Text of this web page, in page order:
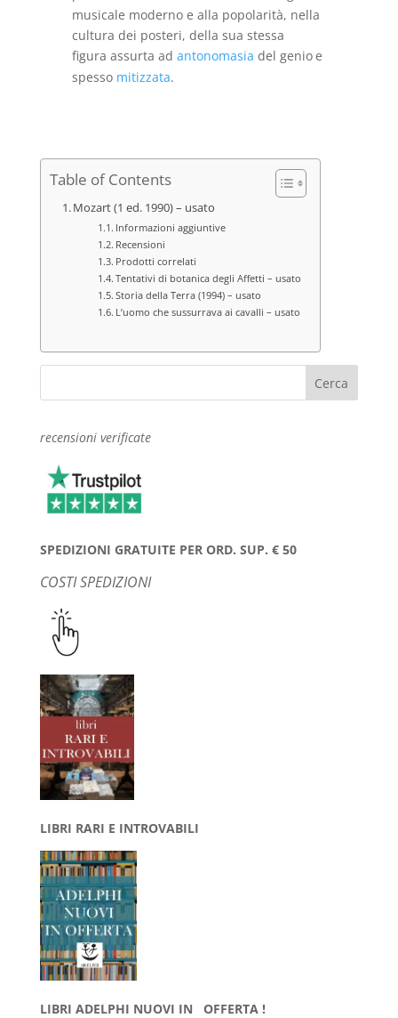
musicale moderno e alla popolarità, nella
cultura dei posteri, della sua stessa
figura assurta ad antonomasia del genioe
spesso mitizzata.
Table of Contents
Mozart (1 ed. 1990) – usato
Informazioni aggiuntive
Recensioni
Prodotti correlati
Tentativi di botanica degli Affetti – usato
Storia della Terra (1994) – usato
L’uomo che sussurrava ai cavalli – usato
recensioni verificate
SPEDIZIONI GRATUITE PER ORD. SUP. € 50
COSTI SPEDIZIONI
LIBRI RARI E INTROVABILI
LIBRI ADELPHI NUOVI IN OFFERTA !